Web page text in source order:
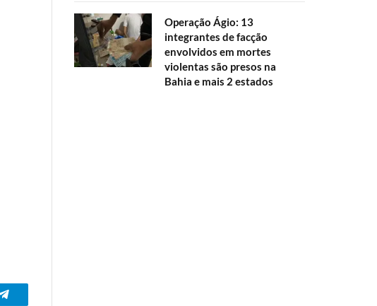
Operação Ágio: 13
integrantes de facção
envolvidos em mortes
violentas são presos na
Bahia e mais 2 estados